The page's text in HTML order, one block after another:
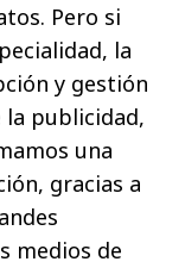
Pero si
la
y gestión
publicidad,
una
gracias a
medios de